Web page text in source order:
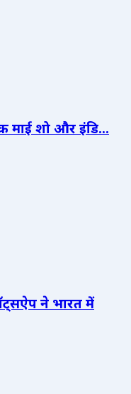
माई शो और इंडि...
ने भारत में